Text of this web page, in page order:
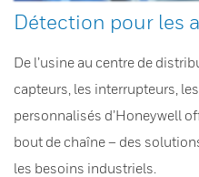
Détection pour les
De l’usine au centre de
capteurs, les interrupteurs,
personnalisés d’Honeywell
bout de chaîne – des
les besoins industriels.